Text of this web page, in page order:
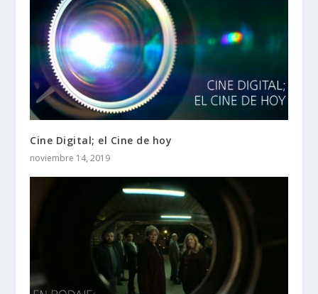
Cine Digital; el Cine de hoy
noviembre 14, 2019